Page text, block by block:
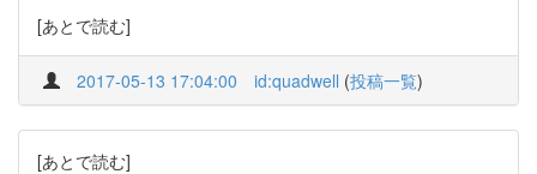
[あとで読む]
2017-05-13 17:04:00 id:quadwell (投稿一覧)
[あとで読む]